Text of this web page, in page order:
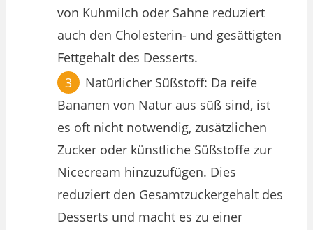
von Kuhmilch oder Sahne reduziert
auch den Cholesterin- und gesättigten
Fettgehalt des Desserts.
Natürlicher Süßstoff: Da reife
Bananen von Natur aus süß sind, ist
es oft nicht notwendig, zusätzlichen
Zucker oder künstliche Süßstoffe zur
Nicecream hinzuzufügen. Dies
reduziert den Gesamtzuckergehalt des
Desserts und macht es zu einer